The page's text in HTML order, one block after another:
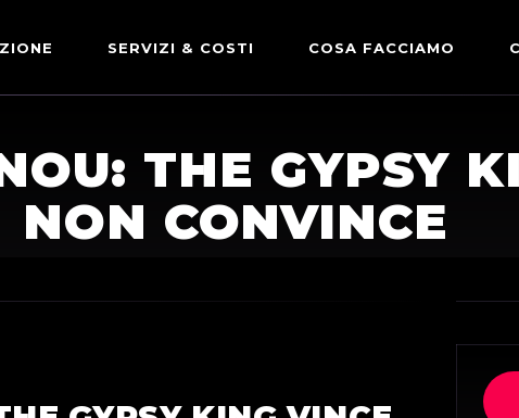
SERVIZI & COSTI
LE NOSTRE PARTNERSHIP
COMUNICAZIONE EXPRESS
COSA FACCIAMO
THE GYPSY
NON CONVINCE